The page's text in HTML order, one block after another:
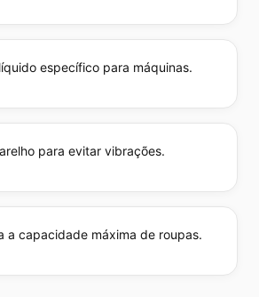
específico para máquinas.
para evitar vibrações.
a capacidade máxima de roupas.